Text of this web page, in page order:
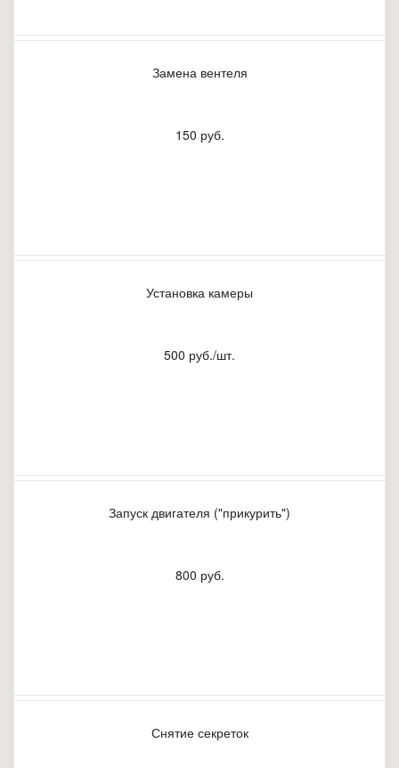
Замена вентеля
150 руб.
Установка камеры
500 руб./шт.
Запуск двигателя ("прикурить")
800 руб.
Снятие секреток